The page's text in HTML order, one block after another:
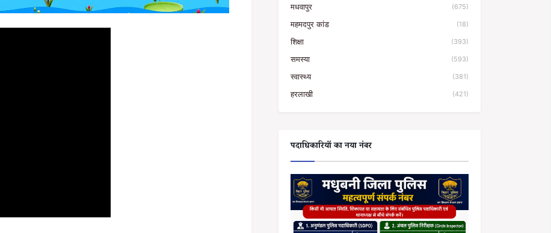
मधवापुर (675)
महमदपुर कांड (18)
शिक्षा (393)
समस्या (593)
स्वास्थ्य (381)
हरलाखी (421)
पदाधिकारियों का नया नंबर